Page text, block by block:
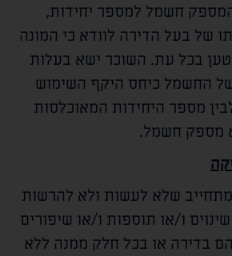
חשמל למספר יחידות,
של בעל הדירה לוודא כי המונה
בכל עת. השוכר ישא בעלות
החשמל כיחס היקף השימוש
מספר היחידות המאוכלסות
מספק חשמל.
שלא לעשות ולא להרשות
ו/או תוספות ו/או שיפורים
בדירה או בכל חלק ממנה ללא